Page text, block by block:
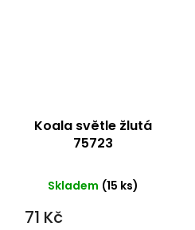
Koala světle žlutá
75723
Skladem (15 ks)
71 Kč